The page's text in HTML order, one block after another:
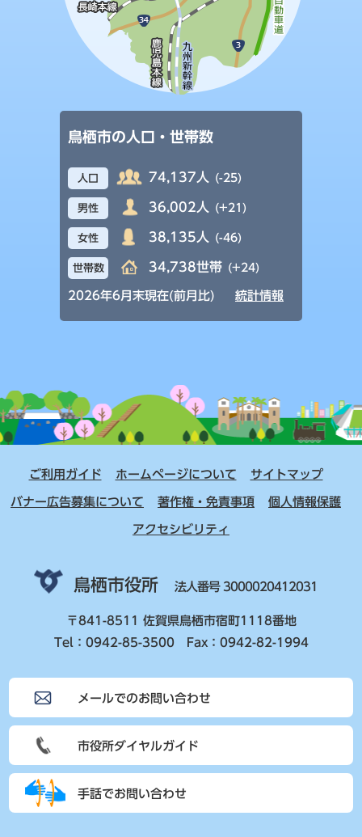
鳥栖市の人口・世帯数
人口 74,137人 (-25)
男性 36,002人 (+21)
女性 38,135人 (-46)
世帯数 34,738世帯 (+24)
2026年6月末現在(前月比) 統計情報
ご利用ガイド ホームページについて サイトマップ
バナー広告募集について 著作権・免責事項 個人情報保護
アクセシビリティ
鳥栖市役所 法人番号 3000020412031
〒841-8511 佐賀県鳥栖市宿町1118番地
Tel：0942-85-3500 Fax：0942-82-1994
メールでのお問い合わせ
市役所ダイヤルガイド
手話でお問い合わせ